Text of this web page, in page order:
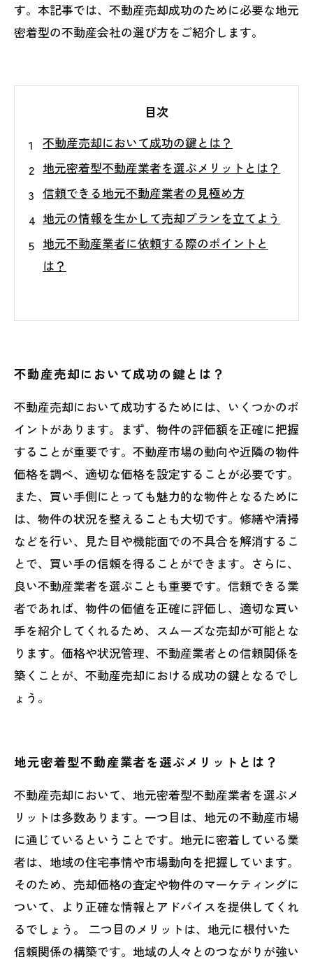
す。本記事では、不動産売却成功のために必要な地元
密着型の不動産会社の選び方をご紹介します。
目次
不動産売却において成功の鍵とは？
地元密着型不動産業者を選ぶメリットとは？
信頼できる地元不動産業者の見極め方
地元の情報を生かして売却プランを立てよう
地元不動産業者に依頼する際のポイントと
は？
不動産売却において成功の鍵とは？
不動産売却において成功するためには、いくつかのポ
イントがあります。まず、物件の評価額を正確に把握
することが重要です。不動産市場の動向や近隣の物件
価格を調べ、適切な価格を設定することが必要です。
また、買い手側にとっても魅力的な物件となるために
は、物件の状況を整えることも大切です。修繕や清掃
などを行い、見た目や機能面での不具合を解消するこ
とで、買い手の信頼を得ることができます。さらに、
良い不動産業者を選ぶことも重要です。信頼できる業
者であれば、物件の価値を正確に評価し、適切な買い
手を紹介してくれるため、スムーズな売却が可能とな
ります。価格や状況管理、不動産業者との信頼関係を
築くことが、不動産売却における成功の鍵となるでし
ょう。
地元密着型不動産業者を選ぶメリットとは？
不動産売却において、地元密着型不動産業者を選ぶメ
リットは多数あります。一つ目は、地元の不動産市場
に通じているということです。地元に密着している業
者は、地域の住宅事情や市場動向を把握しています。
そのため、売却価格の査定や物件のマーケティングに
ついて、より正確な情報とアドバイスを提供してくれ
るでしょう。 二つ目のメリットは、地元に根付いた
信頼関係の構築です。地域の人々とのつながりが強い